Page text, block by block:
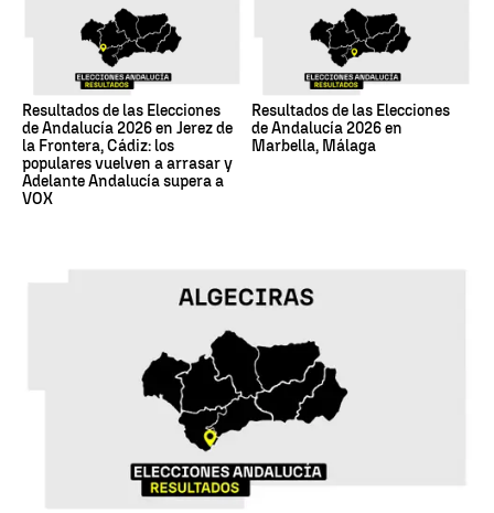
Resultados de las Elecciones
de Andalucía 2026 en Jerez de
la Frontera, Cádiz: los
populares vuelven a arrasar y
Adelante Andalucía supera a
VOX
Resultados de las Elecciones
de Andalucía 2026 en
Marbella, Málaga